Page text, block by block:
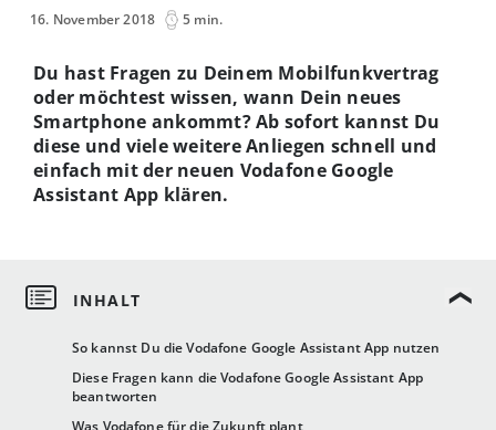
16. November 2018 5 min.
So kannst Du die Vodafone Google Assistant App nutzen
Diese Fragen kann die Vodafone Google Assistant App
beantworten
Was Vodafone für die Zukunft plant
Du hast Fragen zu Deinem Mobilfunkvertrag
oder möchtest wissen, wann Dein neues
Smartphone ankommt? Ab sofort kannst Du
diese und viele weitere Anliegen schnell und
einfach mit der neuen Vodafone Google
Assistant App klären.